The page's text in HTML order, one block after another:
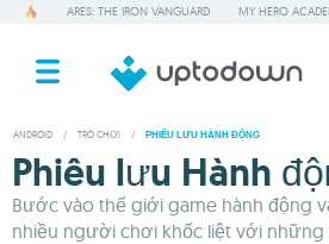
ARES: THE IRON VANGUARD MY HERO
ANDROID / TRÒ CHƠI / PHIÊU LƯU HÀNH ĐỘNG
Phiêu lưu Hành
Bước vào thế giới game hành động
nhiều người chơi khốc liệt với